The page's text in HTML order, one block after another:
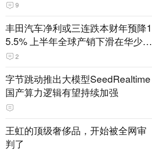
9
丰田汽车净利或三连跌本财年预降1
5.5% 上半年全球产销下滑在华少卖
14.3万辆
2
字节跳动推出大模型SeedRealtime
国产算力逻辑有望持续加强
王虹的顶级奢侈品，开始被全网审
判了